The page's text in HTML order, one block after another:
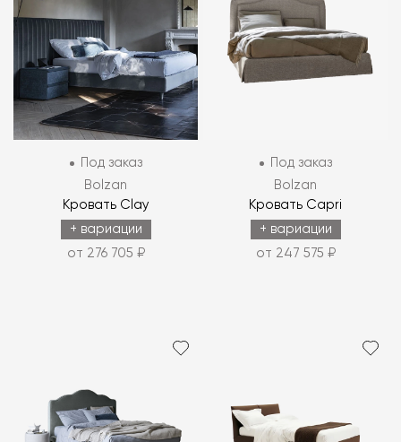
Под заказ
Bolzan
Кровать Clay
+ вариации
от 276 705 ₽
Под заказ
Bolzan
Кровать Capri
+ вариации
от 247 575 ₽